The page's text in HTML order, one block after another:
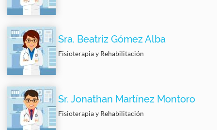
Sra. Beatriz Gómez Alba
Fisioterapia y Rehabilitación
Sr. Jonathan Martínez Montoro
Fisioterapia y Rehabilitación